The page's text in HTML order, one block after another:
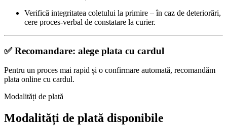
Verifică integritatea coletului la primire – în caz de deteriorări,
cere proces-verbal de constatare la curier.
✅ Recomandare: alege plata cu cardul
Pentru un proces mai rapid și o confirmare automată, recomandăm
plata online cu cardul.
Modalități de plată
Modalități de plată disponibile